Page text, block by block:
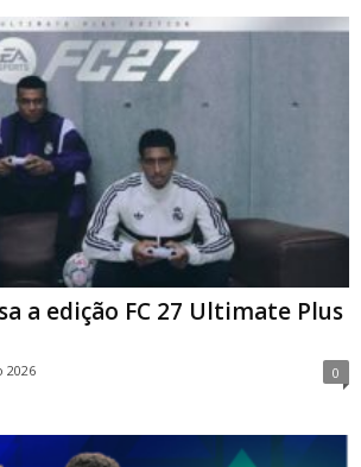
a edição FC 27 Ultimate Plus
2026 0